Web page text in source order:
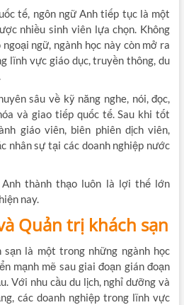
tế, ngôn ngữ Anh tiếp tục là một
nhiều sinh viên lựa chọn. Không
ngữ, ngành học này còn mở ra
lĩnh vực giáo dục, truyền thông, du
sâu về kỹ năng nghe, nói, đọc,
và giao tiếp quốc tế. Sau khi tốt
giáo viên, biên phiên dịch viên,
nhân sự tại các doanh nghiệp nước
thành thạo luôn là lợi thế lớn
nay.
Quản trị khách sạn
là một trong những ngành học
mạnh mẽ sau giai đoạn gián đoạn
Với nhu cầu du lịch, nghỉ dưỡng và
các doanh nghiệp trong lĩnh vực